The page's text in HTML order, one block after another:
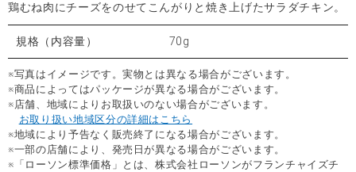
鶏むね肉にチーズをのせてこんがりと焼き上げたサラダチキン。
規格（内容量） 70g
※写真はイメージです。実物とは異なる場合がございます。
※商品によってはパッケージが異なる場合がございます。
※店舗、地域によりお取扱いのない場合がございます。
お取り扱い地域区分の詳細はこちら
※地域により予告なく販売終了になる場合がございます。
※一部の店舗により、発売日が異なる場合がございます。
※「ローソン標準価格」とは、株式会社ローソンがフランチャイズチ